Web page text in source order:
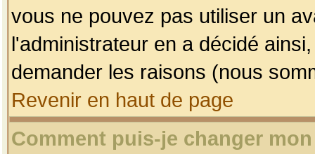
vous ne pouvez pas utiliser un
l'administrateur en a décidé
demander les raisons (nous
Revenir en haut de page
Comment puis-je changer